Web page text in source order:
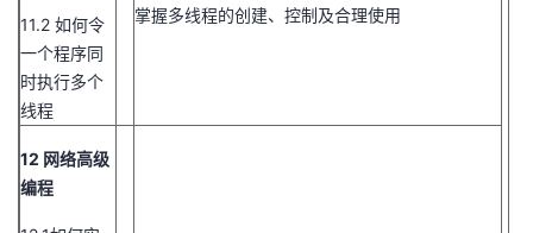
11.2 如何令
一个程序同
时执行多个
线程
掌握多线程的创建、控制及合理使用
12 网络高级
编程